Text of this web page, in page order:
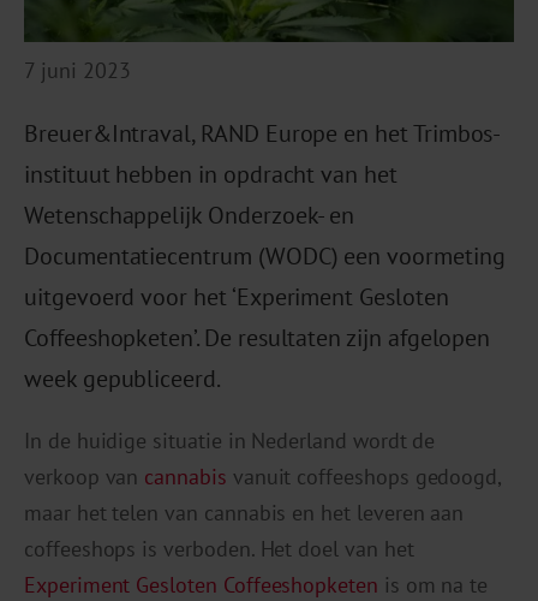
7 juni 2023
Breuer&Intraval, RAND Europe en het Trimbos-
instituut hebben in opdracht van het
Wetenschappelijk Onderzoek- en
Documentatiecentrum (WODC) een voormeting
uitgevoerd voor het ‘Experiment Gesloten
Coffeeshopketen’. De resultaten zijn afgelopen
week gepubliceerd.
In de huidige situatie in Nederland wordt de
verkoop van cannabis vanuit coffeeshops gedoogd,
maar het telen van cannabis en het leveren aan
coffeeshops is verboden. Het doel van het
Experiment Gesloten Coffeeshopketen is om na te